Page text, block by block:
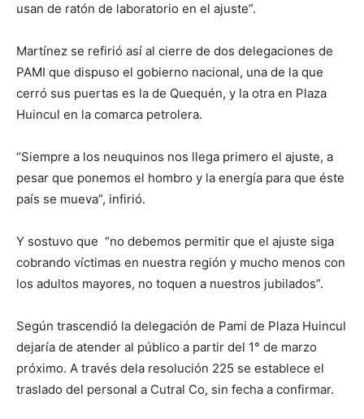
usan de ratón de laboratorio en el ajuste”.
Martínez se refirió así al cierre de dos delegaciones de
PAMI que dispuso el gobierno nacional, una de la que
cerró sus puertas es la de Quequén, y la otra en Plaza
Huincul en la comarca petrolera.
“Siempre a los neuquinos nos llega primero el ajuste, a
pesar que ponemos el hombro y la energía para que éste
país se mueva”, infirió.
Y sostuvo que “no debemos permitir que el ajuste siga
cobrando víctimas en nuestra región y mucho menos con
los adultos mayores, no toquen a nuestros jubilados”.
Según trascendió la delegación de Pami de Plaza Huincul
dejaría de atender al público a partir del 1° de marzo
próximo. A través dela resolución 225 se establece el
traslado del personal a Cutral Co, sin fecha a confirmar.